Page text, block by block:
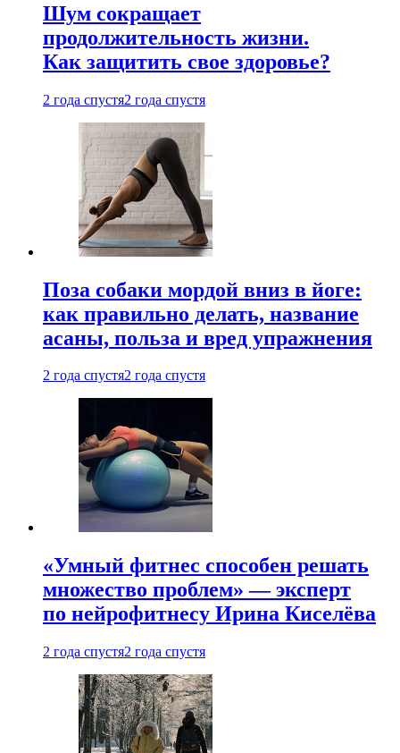
Шум сокращает
продолжительность жизни.
Как защитить свое здоровье?
2 года спустя2 года спустя
Поза собаки мордой вниз в йоге:
как правильно делать, название
асаны, польза и вред упражнения
2 года спустя2 года спустя
«Умный фитнес способен решать
множество проблем» — эксперт
по нейрофитнесу Ирина Киселёва
2 года спустя2 года спустя